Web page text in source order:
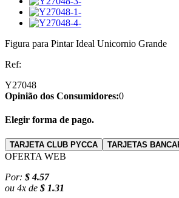
Figura para Pintar Ideal Unicornio Grande
Ref:
Y27048
Opinião dos Consumidores:0
Elegir forma de pago.
TARJETA CLUB PYCCA TARJETAS
OFERTA WEB
Por: $ 4.57
ou 4x de $ 1.31